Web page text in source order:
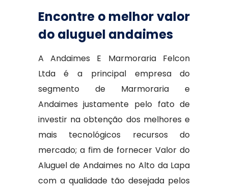
Encontre o melhor valor
do aluguel andaimes
A Andaimes E Marmoraria Felcon
Ltda é a principal empresa do
segmento de Marmoraria e
Andaimes justamente pelo fato de
investir na obtenção dos melhores e
mais tecnológicos recursos do
mercado; a fim de fornecer Valor do
Aluguel de Andaimes no Alto da Lapa
com a qualidade tão desejada pelos